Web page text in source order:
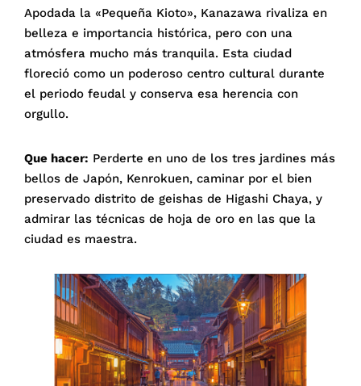
Apodada la «Pequeña Kioto», Kanazawa rivaliza en
belleza e importancia histórica, pero con una
atmósfera mucho más tranquila. Esta ciudad
floreció como un poderoso centro cultural durante
el periodo feudal y conserva esa herencia con
orgullo.
Que hacer: Perderte en uno de los tres jardines más
bellos de Japón, Kenrokuen, caminar por el bien
preservado distrito de geishas de Higashi Chaya, y
admirar las técnicas de hoja de oro en las que la
ciudad es maestra.